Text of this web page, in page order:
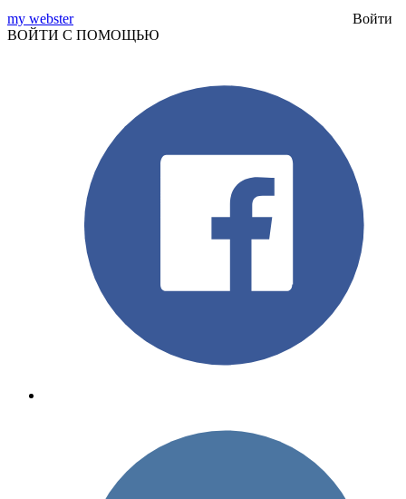
my webster
Войти
ВОЙТИ С ПОМОЩЬЮ